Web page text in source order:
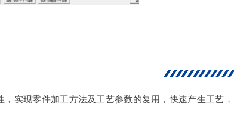
实现零件加工方法及工艺参数的复用，快速产生工艺，